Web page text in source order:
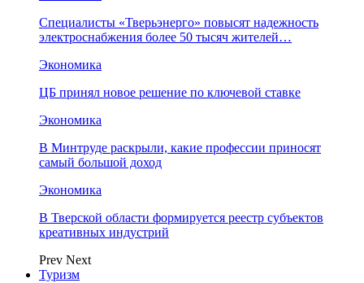
Специалисты «Тверьэнерго» повысят надежность
электроснабжения более 50 тысяч жителей…
Экономика
ЦБ принял новое решение по ключевой ставке
Экономика
В Минтруде раскрыли, какие профессии приносят
самый большой доход
Экономика
В Тверской области формируется реестр субъектов
креативных индустрий
Prev Next
Туризм